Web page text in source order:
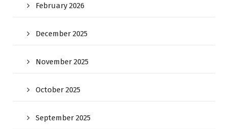
February 2026
December 2025
November 2025
October 2025
September 2025